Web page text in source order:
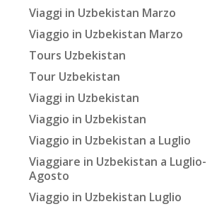
Viaggi in Uzbekistan Marzo
Viaggio in Uzbekistan Marzo
Tours Uzbekistan
Tour Uzbekistan
Viaggi in Uzbekistan
Viaggio in Uzbekistan
Viaggio in Uzbekistan a Luglio
Viaggiare in Uzbekistan a Luglio-
Agosto
Viaggio in Uzbekistan Luglio